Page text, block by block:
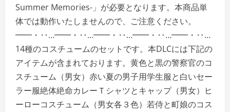
Summer Memories-」が必要となります。本商品単
体では動作いたしませんので、ご注意ください。
━━・‥…━━・‥…━━・‥…━━・‥…━━・‥…
14種のコスチュームのセットです。本DLCには下記の
アイテムが含まれております。黄色と黒の警察官のコ
スチューム（男女）赤い夏の男子用学生服と白いセー
ラー服絶体絶命カレーＴシャツとキャップ（男女）ヒ
ーローコスチューム（男女各３色）若侍と町娘のコス